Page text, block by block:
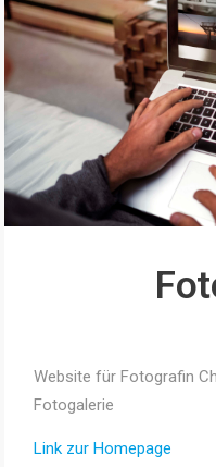
Website für Fotografin
Fotogalerie
Link zur Homepage